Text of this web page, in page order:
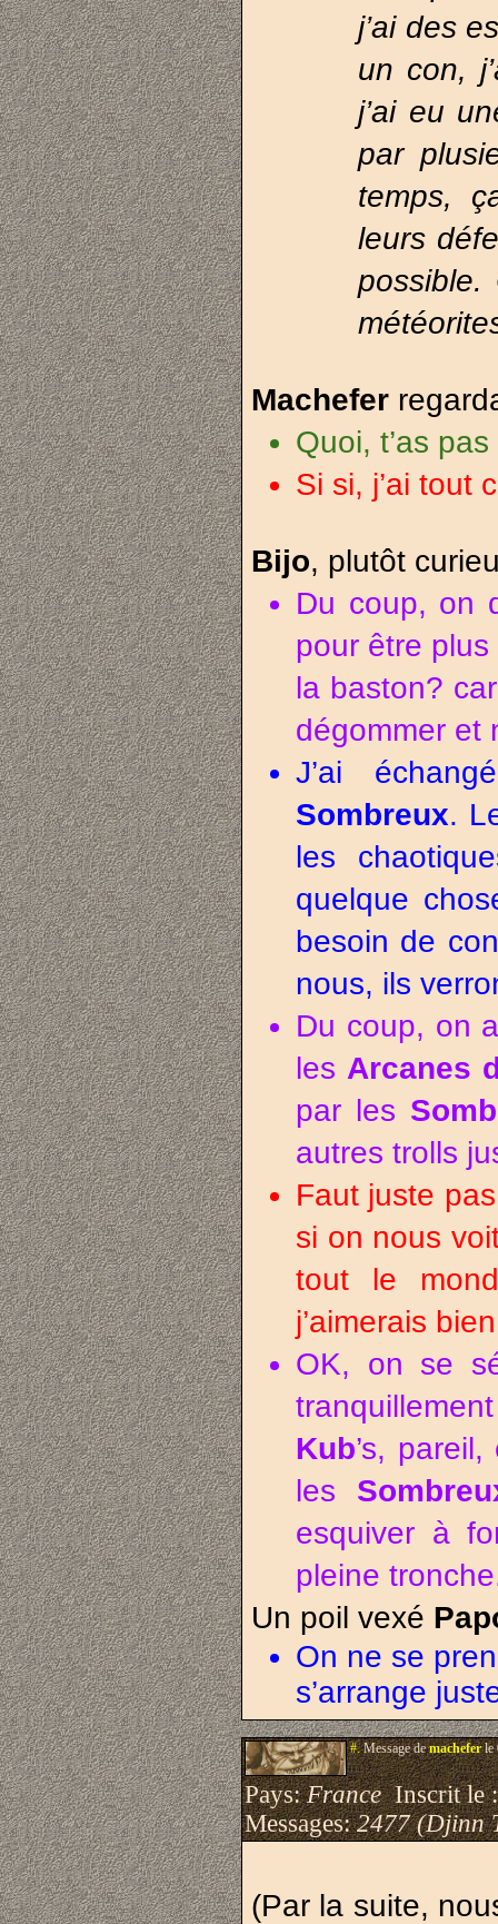
j’ai des
un con,
j’ai eu
par
temps,
leurs
possible.
Machefer
Quoi, t’as
Si si, j’ai tout
Bijo, plutôt
Du coup, on
pour être
la baston?
dégommer et
J’ai
Sombreux.
les
quelque
besoin de
nous, ils
Du coup, on
les Arcanes
par les
autres trolls
Faut juste
si on nous
tout le
j’aimerais
OK, on se
Kub’s,
les
esquiver à
pleine
Un poil vexé
On ne se
s’arrange
#.Message demacheferle
Pays:FranceInscrit le
Messages:2477 (Djinn
(Par la suite,